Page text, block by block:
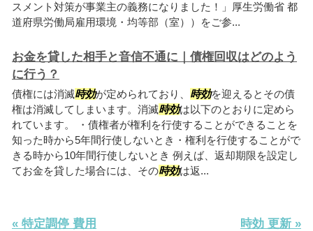
スメント対策が事業主の義務になりました！」厚生労働省 都
道府県労働局雇用環境・均等部（室））をご参...
お金を貸した相手と音信不通に｜債権回収はどのよう
に行う？
債権には消滅時効が定められており、 時効を迎えるとその債
権は消滅してしまいます。消滅時効は以下のとおりに定めら
れています。 ・債権者が権利を行使することができることを
知った時から5年間行使しないとき・権利を行使することがで
きる時から10年間行使しないとき 例えば、返却期限を設定し
てお金を貸した場合には、その時効は返...
« 特定調停 費用 時効 更新 »